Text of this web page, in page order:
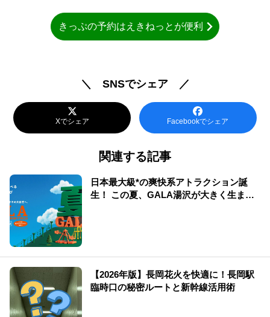
きっぷの予約はえきねっとが便利
＼ SNSでシェア ／
Xでシェア Facebookでシェア
関連する記事
日本最大級*の爽快系アトラクション誕
生！ この夏、GALA湯沢が大きく生まれ
【2026年版】長岡花火を快適に！長岡駅
臨時口の秘密ルートと新幹線活用術